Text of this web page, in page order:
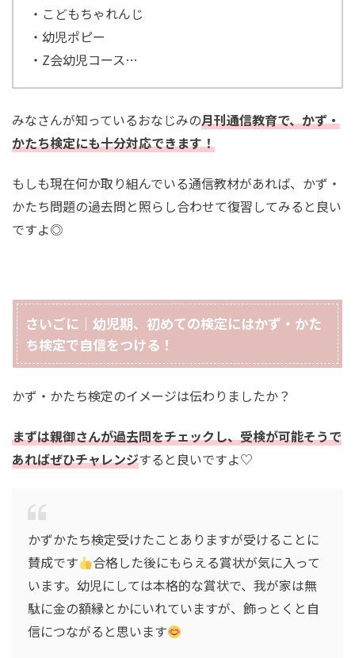
・こどもちゃれんじ
・幼児ポピー
・Z会幼児コース…
みなさんが知っているおなじみの月刊通信教育で、かず・
かたち検定にも十分対応できます！
もしも現在何か取り組んでいる通信教材があれば、かず・
かたち問題の過去問と照らし合わせて復習してみると良い
ですよ◎
さいごに｜幼児期、初めての検定にはかず・かた
ち検定で自信をつける！
かず・かたち検定のイメージは伝わりましたか？
まずは親御さんが過去問をチェックし、受検が可能そうで
あればぜひチャレンジすると良いですよ♡
かずかたち検定受けたことありますが受けることに
賛成です
合格した後にもらえる賞状が気に入って
います。幼児にしては本格的な賞状で、我が家は無
駄に金の額縁とかにいれていますが、飾っとくと自
信につながると思います